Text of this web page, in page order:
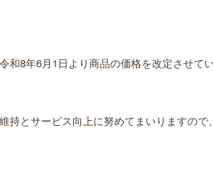
令和8年6月1日より商品の価格を改定させて
とサービス向上に努めてまいりますので、